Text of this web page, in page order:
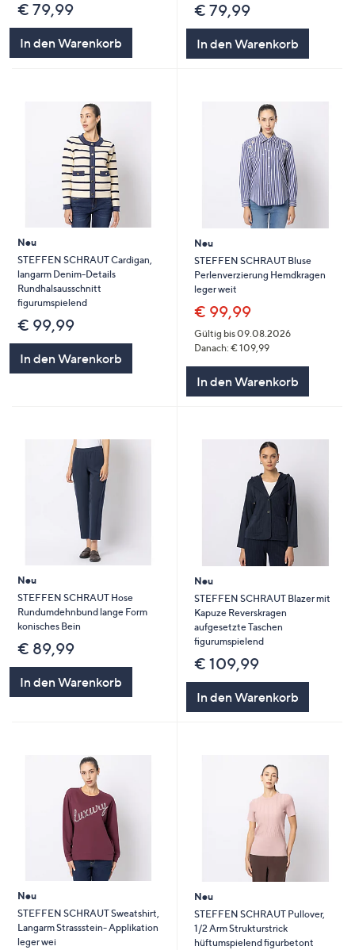
€ 79,99
In den Warenkorb
€ 79,99
In den Warenkorb
Neu
STEFFEN SCHRAUT Cardigan,
langarm Denim-Details
Rundhalsausschnitt
figurumspielend
€ 99,99
In den Warenkorb
Neu
STEFFEN SCHRAUT Bluse
Perlenverzierung Hemdkragen
leger weit
€ 99,99
Gültig bis 09.08.2026
Danach: € 109,99
In den Warenkorb
Neu
STEFFEN SCHRAUT Hose
Rundumdehnbund lange Form
konisches Bein
€ 89,99
In den Warenkorb
Neu
STEFFEN SCHRAUT Blazer mit
Kapuze Reverskragen
aufgesetzte Taschen
figurumspielend
€ 109,99
In den Warenkorb
Neu
STEFFEN SCHRAUT Sweatshirt,
Langarm Strassstein- Applikation
leger wei
Neu
STEFFEN SCHRAUT Pullover,
1/2 Arm Strukturstrick
hüftumspielend figurbetont